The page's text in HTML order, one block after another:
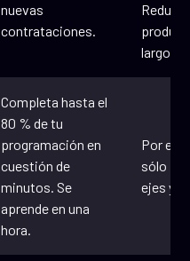
nuevas
contrataciones.
largo
Completa hasta el
80 % de tu
programación en
cuestión de
minutos. Se
aprende en una
hora.
Por el
sólo
ejes y